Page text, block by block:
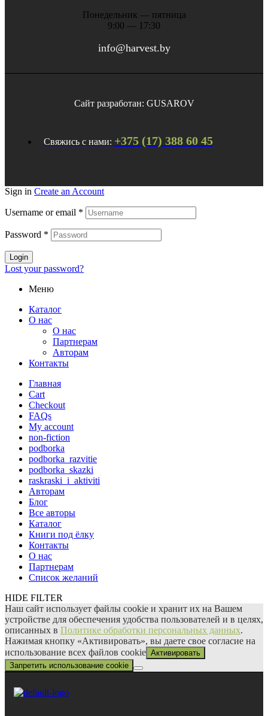
Понедельник — пятница
9:00 — 17:30
info@harvest.by
Сайт разработан: GUSAROV
Свяжись с нами: +375 (17) 388 60 45
Sign in Create an Account
Username or email *
Password *
Login
Lost your password?
Меню
Каталог
О нас
О нас
Партнерам
Авторам
Контакты
Главная
Cart
Checkout
FAQs
My account
non-fiction
podborka
podborka_razvitie
podborka_skazki
raskraski_i_aktiviti
Авторам
Блог
Все авторы
Каталог
Книги под ёлку
Контакты
О нас
Партнерам
Список желаний
HIDE FILTER
Наш сайт использует файлы сооkіе и хранит их на Вашем
устройстве для обеспечения удобства пользователей и в целях,
описанных в Политике обработки персональных данных.
Нажимая кнопку «Активировать», вы даете свое согласие на
использование всех файлов сооkіе Активировать
Запретить использование cookie